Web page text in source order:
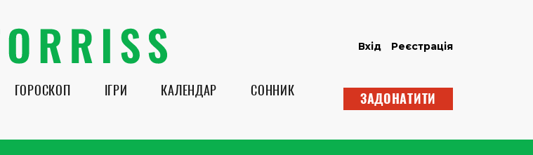
Вхід Реєстрація
ГОРОСКОП ІГРИ КАЛЕНДАР СОННИК ЗАДОНАТИТИ